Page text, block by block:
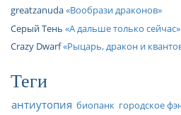
greatzanuda Вообрази драконов
Серый Тень А дальше только сейчас
Crazy Dwarf Рыцарь, дракон и
Теги
антиутопия биопанк городское